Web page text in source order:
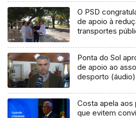
O PSD
de apoio à
transportes
Ponta do Sol
de apoio ao
desporto (áudio)
Costa apela aos
que evitem